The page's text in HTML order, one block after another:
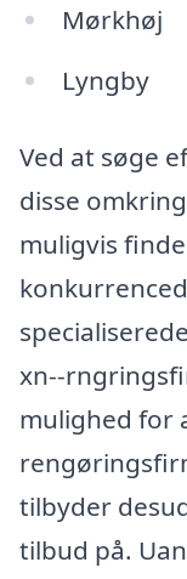
Mørkhøj
Lyngby
Ved at søge
disse
muligvis
xn--
mulighed for
tilbyder
tilbud på.